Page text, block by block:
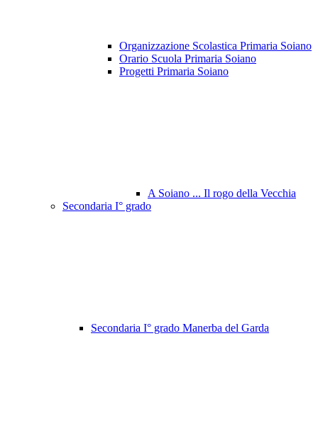
Organizzazione Scolastica Primaria Soiano
Orario Scuola Primaria Soiano
Progetti Primaria Soiano
A Soiano ... Il rogo della Vecchia
Secondaria I° grado
Secondaria I° grado Manerba del Garda